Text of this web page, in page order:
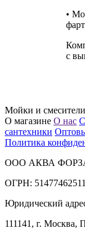
•
с
Мойки и
О магазине О нас
сантехники
Политика
ООО АКВА
ОГРН:
Юридический
111141, г. Москва,